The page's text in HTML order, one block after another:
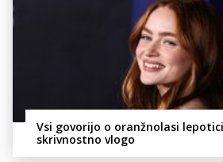
Vsi govorijo o oranžnolasi
skrivnostno vlogo